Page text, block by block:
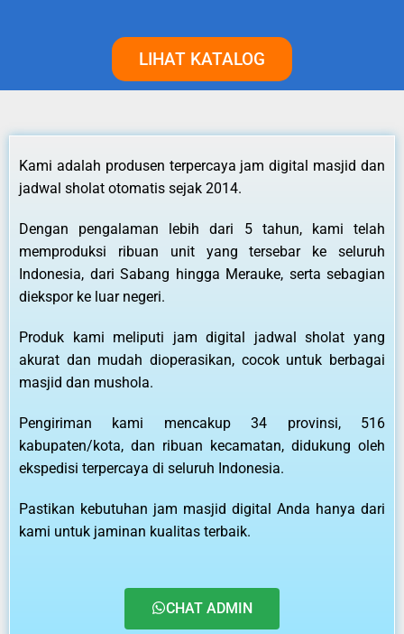
LIHAT KATALOG
Kami adalah produsen terpercaya jam digital masjid dan
jadwal sholat otomatis sejak 2014.
Dengan pengalaman lebih dari 5 tahun, kami telah
memproduksi ribuan unit yang tersebar ke seluruh
Indonesia, dari Sabang hingga Merauke, serta sebagian
diekspor ke luar negeri.
Produk kami meliputi jam digital jadwal sholat yang
akurat dan mudah dioperasikan, cocok untuk berbagai
masjid dan mushola.
Pengiriman kami mencakup 34 provinsi, 516
kabupaten/kota, dan ribuan kecamatan, didukung oleh
ekspedisi terpercaya di seluruh Indonesia.
Pastikan kebutuhan jam masjid digital Anda hanya dari
kami untuk jaminan kualitas terbaik.
CHAT ADMIN